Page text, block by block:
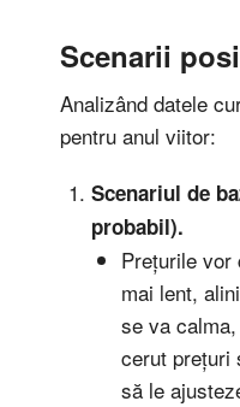
Scenarii
Analizând datele
pentru anul viitor:
Scenariul de
probabil).
Prețurile
mai lent,
se va
cerut prețuri
să le